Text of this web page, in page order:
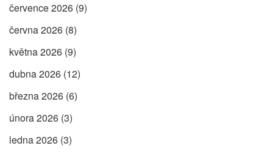
července 2026 (9)
června 2026 (8)
května 2026 (9)
dubna 2026 (12)
března 2026 (6)
února 2026 (3)
ledna 2026 (3)